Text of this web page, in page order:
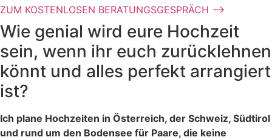
ZUM KOSTENLOSEN BERATUNGSGESPRÄCH ⟶
Wie genial wird eure Hochzeit
sein, wenn ihr euch zurücklehnen
könnt und alles perfekt arrangiert
ist?
Ich plane Hochzeiten in Österreich, der Schweiz, Südtirol
und rund um den Bodensee für Paare, die keine